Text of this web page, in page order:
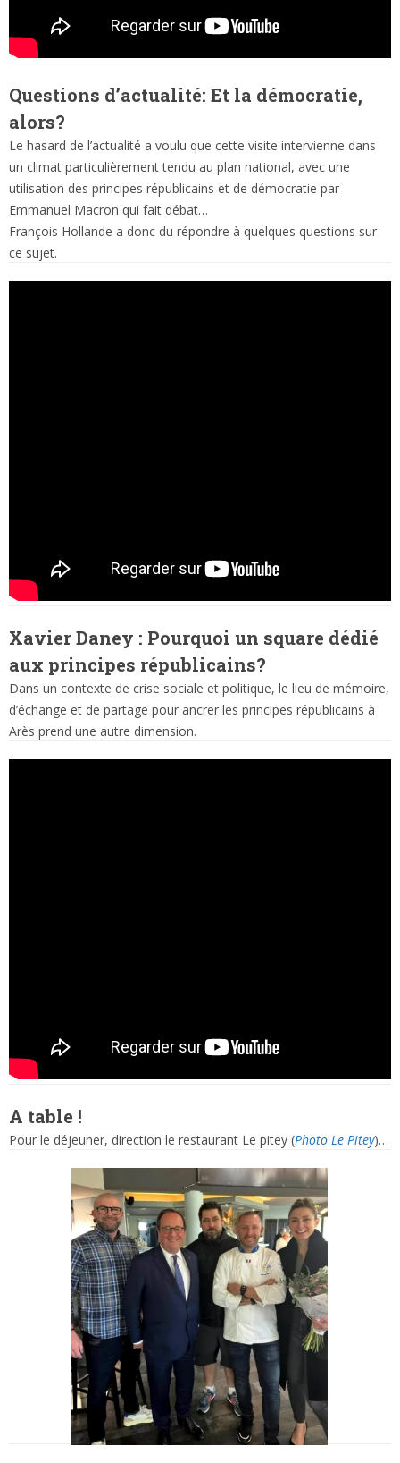
Questions d’actualité: Et la démocratie,
alors?
Le hasard de l’actualité a voulu que cette visite intervienne dans
un climat particulièrement tendu au plan national, avec une
utilisation des principes républicains et de démocratie par
Emmanuel Macron qui fait débat…
François Hollande a donc du répondre à quelques questions sur
ce sujet.
Xavier Daney : Pourquoi un square dédié
aux principes républicains?
Dans un contexte de crise sociale et politique, le lieu de mémoire,
d’échange et de partage pour ancrer les principes républicains à
Arès prend une autre dimension.
A table !
Pour le déjeuner, direction le restaurant Le pitey (Photo Le Pitey)…